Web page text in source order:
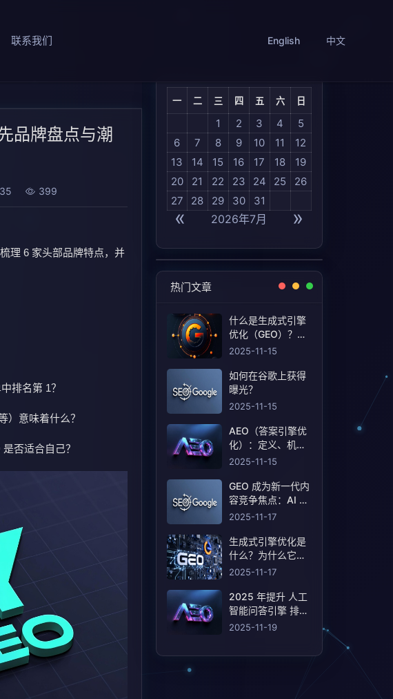
联系我们 English 中文
品牌盘点与潮
399
理 6 家头部品牌特点，并
排名第 1？
）意味着什么？
否适合自己？
« 2026年7月 »
一 二 三 四 五 六 日
1 2 3 4
5
6
7 8 9 10 11
12
13
14 15 16 17 18
19
20
21 22 23 24 25
26
27
28 29 30 31
热门文章
什么是生成式引擎
优化（GEO）？定
义和含义！
2025-11-15
如何在谷歌上获得
曝光？
2025-11-15
AEO（答案引擎优
化）：定义、机制
和策略基线
2025-11-15
GEO 成为新一代内
容竞争焦点：AI 搜
索重塑曝光规则
2025-11-17
生成式引擎优化是
什么？为什么它会
成为搜索行业的下
2025-11-17
2025 年提升 人工
智能问答引擎 排名
(AEO)的 12 个行之
2025-11-19